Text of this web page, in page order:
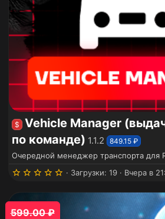
$
Vehicle Manager
по команде) 1.1.2 849.15 ₽
Очередной менеджер транспорта для
5 Загрузки 19 Вчера в
599.00 ₽